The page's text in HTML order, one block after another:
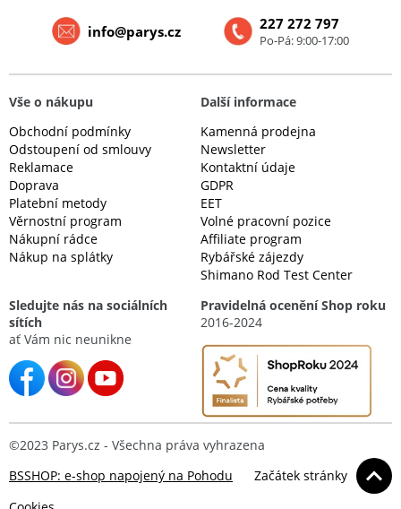
227 272 797
Po-Pá: 9:00-17:00
info@parys.cz
Vše o nákupu
Obchodní podmínky
Odstoupení od smlouvy
Reklamace
Doprava
Platební metody
Věrnostní program
Nákupní rádce
Nákup na splátky
Další informace
Kamenná prodejna
Newsletter
Kontaktní údaje
GDPR
EET
Volné pracovní pozice
Affiliate program
Rybářské zájezdy
Shimano Rod Test Center
Sledujte nás na sociálních
sítích
ať Vám nic neunikne
Pravidelná ocenění Shop roku
2016-2024
©2023 Parys.cz - Všechna práva vyhrazena
BSSHOP: e-shop napojený na Pohodu
Začátek stránky